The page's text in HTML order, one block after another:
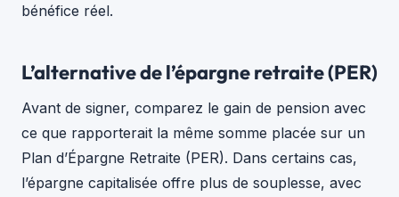
bénéfice réel.
L’alternative de l’épargne retraite (PER)
Avant de signer, comparez le gain de pension avec
ce que rapporterait la même somme placée sur un
Plan d’Épargne Retraite (PER). Dans certains cas,
l’épargne capitalisée offre plus de souplesse, avec